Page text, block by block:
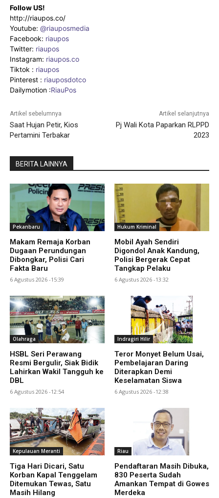
Follow US!
http://riaupos.co/
Youtube: @riauposmedia
Facebook: riaupos
Twitter: riaupos
Instagram: riaupos.co
Tiktok : riaupos
Pinterest : riauposdotco
Dailymotion :RiauPos
Artikel sebelumnya
Saat Hujan Petir, Kios
Pertamini Terbakar
Artikel selanjutnya
Pj Wali Kota Paparkan RLPPD
2023
BERITA LAINNYA
Pekanbaru
Makam Remaja Korban
Dugaan Perundungan
Dibongkar, Polisi Cari
Fakta Baru
6 Agustus 2026 -15:39
Hukum Kriminal
Mobil Ayah Sendiri
Digondol Anak Kandung,
Polisi Bergerak Cepat
Tangkap Pelaku
6 Agustus 2026 -13:32
Olahraga
HSBL Seri Perawang
Resmi Bergulir, Siak Bidik
Lahirkan Wakil Tangguh ke
DBL
6 Agustus 2026 -12:54
Indragiri Hilir
Teror Monyet Belum Usai,
Pembelajaran Daring
Diterapkan Demi
Keselamatan Siswa
6 Agustus 2026 -12:38
Kepulauan Meranti
Tiga Hari Dicari, Satu
Korban Kapal Tenggelam
Ditemukan Tewas, Satu
Masih Hilang
Riau
Pendaftaran Masih Dibuka,
830 Peserta Sudah
Amankan Tempat di Gowes
Merdeka